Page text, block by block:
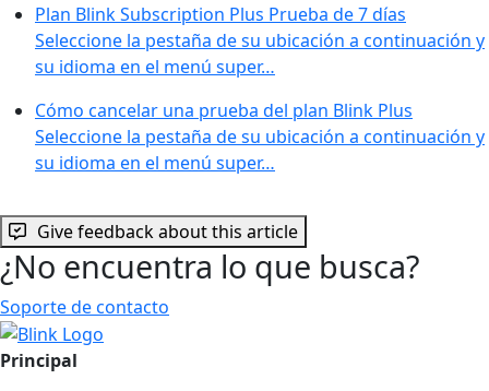
Plan Blink Subscription Plus Prueba de 7 días
Seleccione la pestaña de su ubicación a continuación y
su idioma en el menú super…
Cómo cancelar una prueba del plan Blink Plus
Seleccione la pestaña de su ubicación a continuación y
su idioma en el menú super…
Give feedback about this article
¿No encuentra lo que busca?
Soporte de contacto
Principal